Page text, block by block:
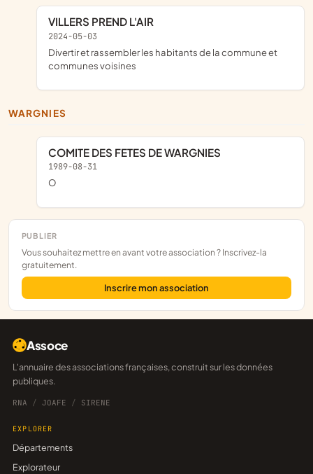
PUBLIER
Vous souhaitez mettre en avant votre association ? Inscrivez-la
gratuitement.
Inscrire mon association
VILLERS PREND L'AIR
2024-05-03
divertir et rassembler les habitants de la commune et
communes voisines
WARGNIES
COMITE DES FETES DE WARGNIES
1989-08-31
o
Assoce
L'annuaire des associations françaises, construit sur les données
publiques.
RNA / JOAFE / SIRENE
EXPLORER
Départements
Explorateur